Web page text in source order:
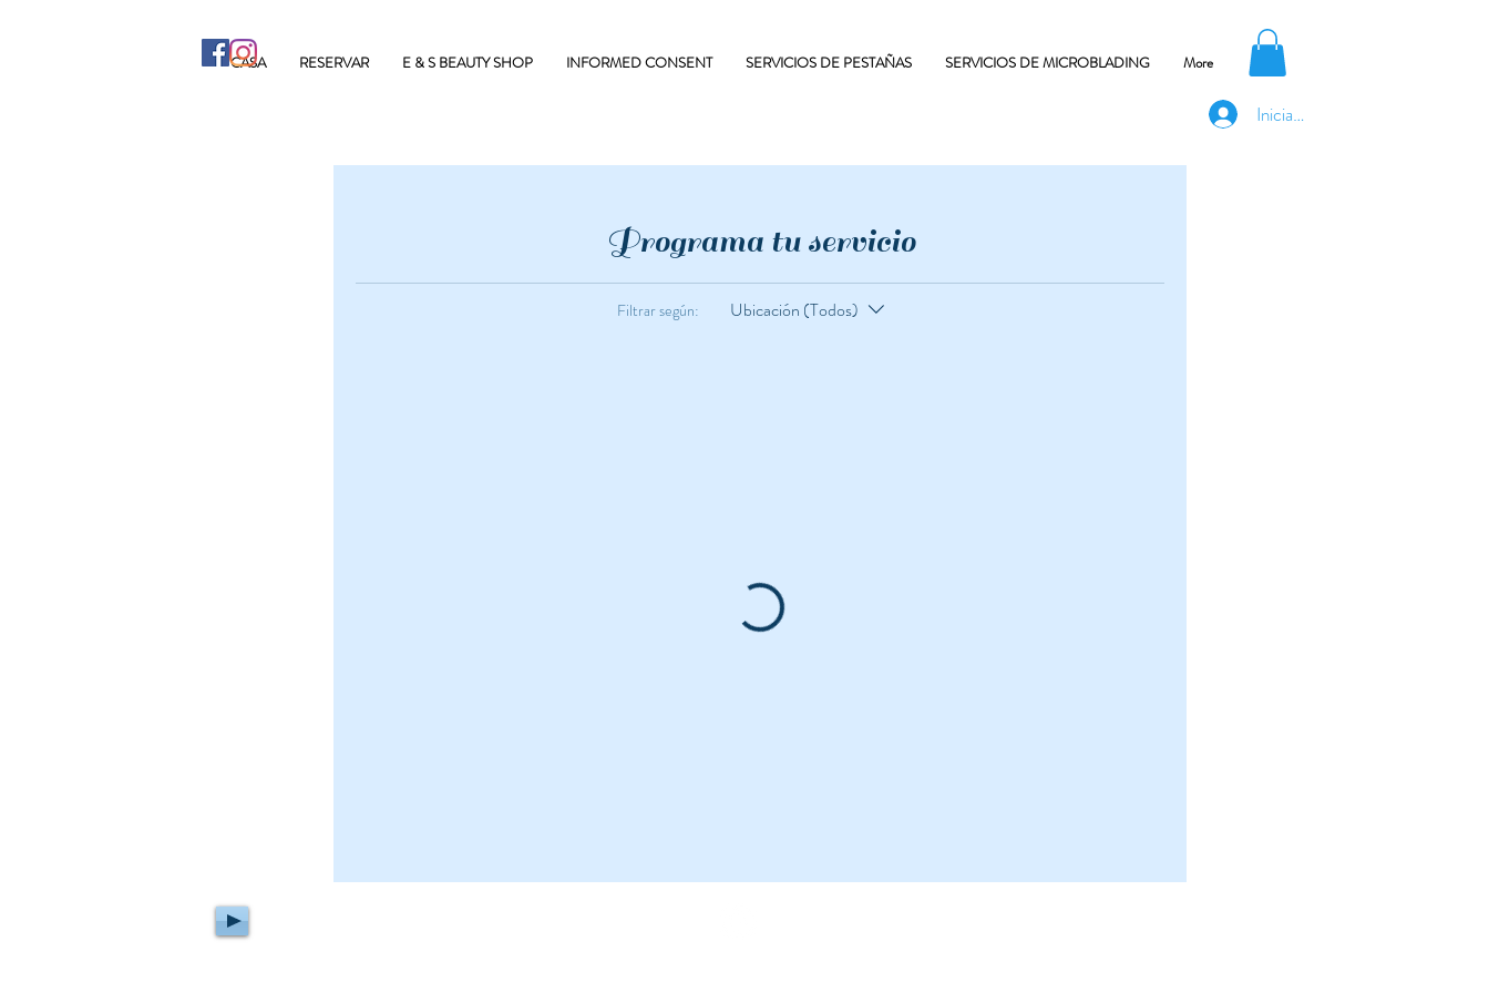
CASA RESERVAR E & S BEAUTY SHOP INFORMED CONSENT SERVICIOS DE PESTAÑAS SERVICIOS DE MICROBLADING More
Iniciar sesión
Programa tu servicio
Filtrar según: Ubicación (Todos)